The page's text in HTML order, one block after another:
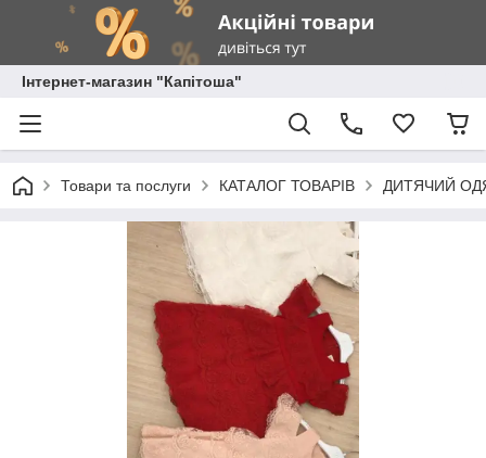
Інтернет-магазин "Капітоша"
Товари та послуги КАТАЛОГ ТОВАРІВ ДИТЯЧИЙ